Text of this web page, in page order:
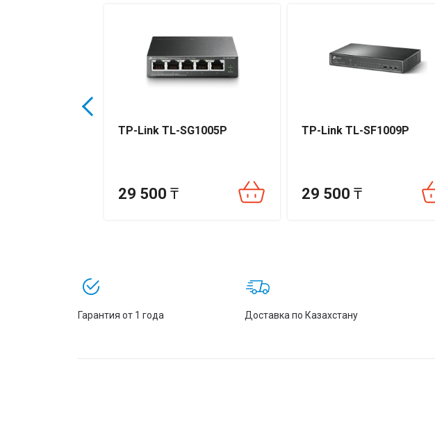
производительность, обеспечивая бесперебойную работу сетевых
🚚 Быстрая доставка по Казахстану и официальная гарантия от
TP-Link TL-SG1005P
29 500 ₸
TP-Link TL-SF1009P
29 500 ₸
Гарантия от 1 года Доставка по Казахстану